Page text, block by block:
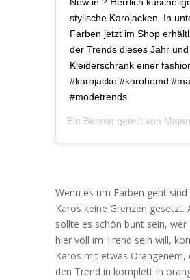
New in ? Herrlich
stylische Karojacken. In
Farben jetzt im Shop
der Trends dieses Jahr
Kleiderschrank einer
#karojacke #karohemd
#modetrends
Ein Beitrag geteilt von
Wenn es um Farben geht
Karos keine Grenzen gesetzt.
sollte es schön bunt sein, wer
hier voll im Trend sein will,
Karos mit etwas Orangenem,
den Trend in komplett in